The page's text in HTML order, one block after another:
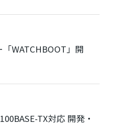
「WATCHBOOT 」開
TX対応 開発・